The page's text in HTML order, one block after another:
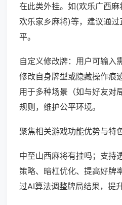
在此类外挂。如(欢乐广西
欢乐家乡麻将)等，建议通
平。
自定义修改牌：用户可输入
修改自身牌型或隐藏操作痕
用于多种场景（如与好友对
规则，维护公平环境。
聚焦相关游戏功能优势与特色
中至山西麻将有挂吗；支持
策略、暗杠优化、提高好牌
过AI算法调整牌局结果，提